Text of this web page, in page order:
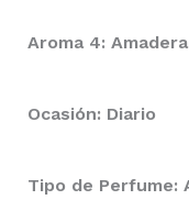
Aroma 4:
Ocasión: Diario
Tipo de Perfume: